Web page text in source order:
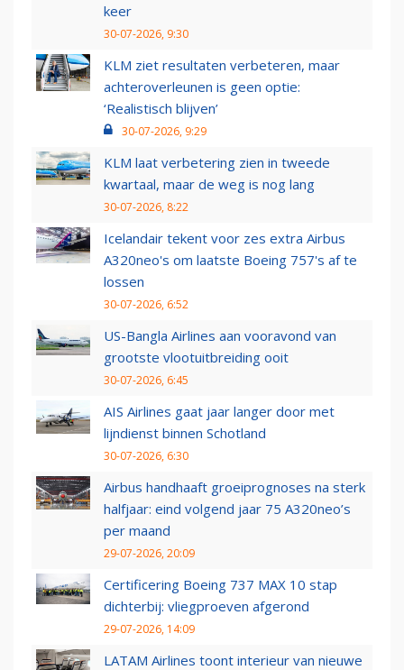
keer
30-07-2026, 9:30
KLM ziet resultaten verbeteren, maar
achteroverleunen is geen optie:
‘Realistisch blijven’
30-07-2026, 9:29
KLM laat verbetering zien in tweede
kwartaal, maar de weg is nog lang
30-07-2026, 8:22
Icelandair tekent voor zes extra Airbus
A320neo's om laatste Boeing 757's af te
lossen
30-07-2026, 6:52
US-Bangla Airlines aan vooravond van
grootste vlootuitbreiding ooit
30-07-2026, 6:45
AIS Airlines gaat jaar langer door met
lijndienst binnen Schotland
30-07-2026, 6:30
Airbus handhaaft groeiprognoses na sterk
halfjaar: eind volgend jaar 75 A320neo’s
per maand
29-07-2026, 20:09
Certificering Boeing 737 MAX 10 stap
dichterbij: vliegproeven afgerond
29-07-2026, 14:09
LATAM Airlines toont interieur van nieuwe